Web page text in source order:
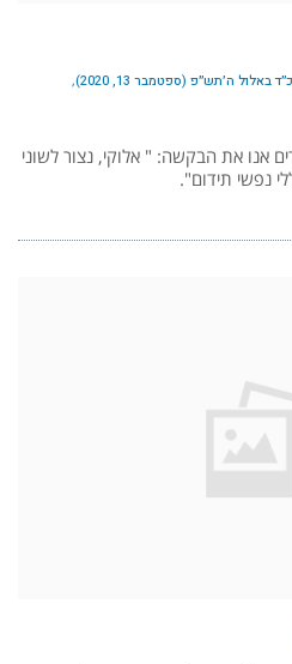
כ״ד באלול ה׳תש״פ (ספטמבר 13, 2020)
אנו את הבקשה: " אלוקי, נצור לשוני
נפשי תידום".